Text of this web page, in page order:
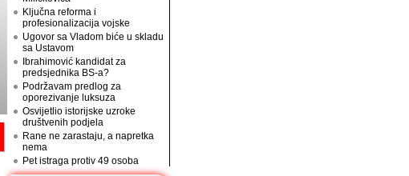
Ključna reforma i
profesionalizacija vojske
Ugovor sa Vladom biće u skladu
sa Ustavom
Ibrahimović kandidat za
predsjednika BS-a?
Podržavam predlog za
oporezivanje luksuza
Osvijetlio istorijske uzroke
društvenih podjela
Rane ne zarastaju, a napretka
nema
Pet istraga protiv 49 osoba